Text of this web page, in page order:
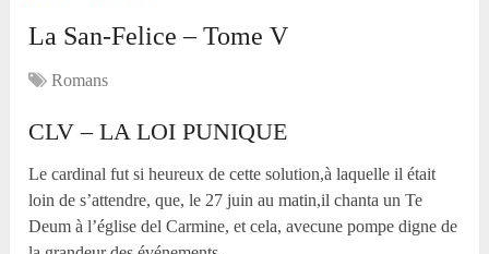
La San-Felice – Tome V
Romans
CLV – LA LOI PUNIQUE
Le cardinal fut si heureux de cette solution,à laquelle il était
loin de s’attendre, que, le 27 juin au matin,il chanta un Te
Deum à l’église del Carmine, et cela, avecune pompe digne de